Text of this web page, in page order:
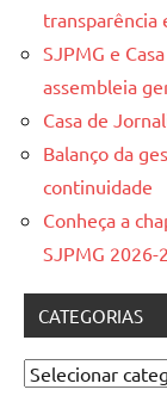
transparência
SJPMG e
assembleia
Casa de
Balanço da
continuidade
Conheça a
SJPMG 2026-
CATEGORIAS
Categorias